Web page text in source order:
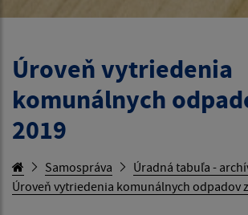
Úroveň vytriedenia
komunálnych
2019
Samospráva
Úradná tabuľa -
Úroveň vytriedenia komunálnych odpadov